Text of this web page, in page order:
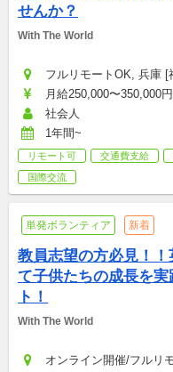
せんか？
With The World
フルリモートOK, 兵庫
月給250,000〜350,000円
社会人
1年間~
リモート可 交通費支給
国際交流
単発ボランティア 新着
教員志望の方必見！！
て子供たちの成長を実
ト！
With The World
オンライン開催/フルリ